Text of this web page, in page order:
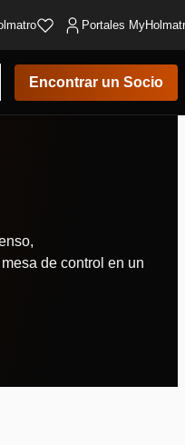
Portales
Encontrar un Socio
de control en un